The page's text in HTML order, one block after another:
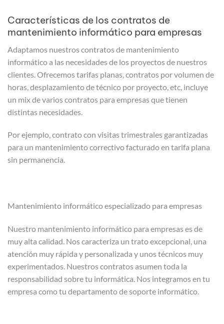
Características de los contratos de
mantenimiento informático para empresas
Adaptamos nuestros contratos de mantenimiento
informático a las necesidades de los proyectos de nuestros
clientes. Ofrecemos tarifas planas, contratos por volumen de
horas, desplazamiento de técnico por proyecto, etc, incluye
un mix de varios contratos para empresas que tienen
distintas necesidades.
Por ejemplo, contrato con visitas trimestrales garantizadas
para un mantenimiento correctivo facturado en tarifa plana
sin permanencia.
Mantenimiento informático especializado para empresas
Nuestro mantenimiento informático para empresas es de
muy alta calidad. Nos caracteriza un trato excepcional, una
atención muy rápida y personalizada y unos técnicos muy
experimentados. Nuestros contratos asumen toda la
responsabilidad sobre tu informática. Nos integramos en tu
empresa como tu departamento de soporte informático.